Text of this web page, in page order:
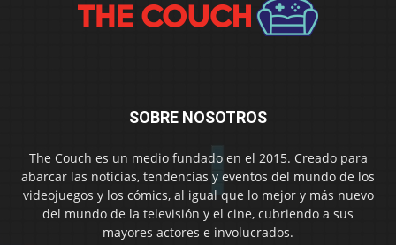
SOBRE NOSOTROS
The Couch es un medio fundado en el 2015. Creado para
abarcar las noticias, tendencias y eventos del mundo de los
videojuegos y los cómics, al igual que lo mejor y más nuevo
del mundo de la televisión y el cine, cubriendo a sus
mayores actores e involucrados.